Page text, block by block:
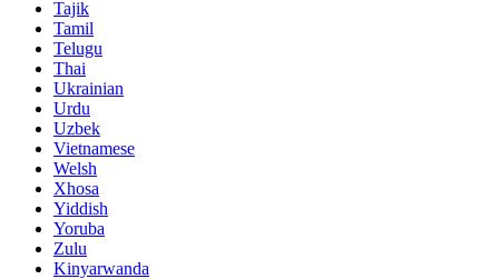
Tajik
Tamil
Telugu
Thai
Ukrainian
Urdu
Uzbek
Vietnamese
Welsh
Xhosa
Yiddish
Yoruba
Zulu
Kinyarwanda